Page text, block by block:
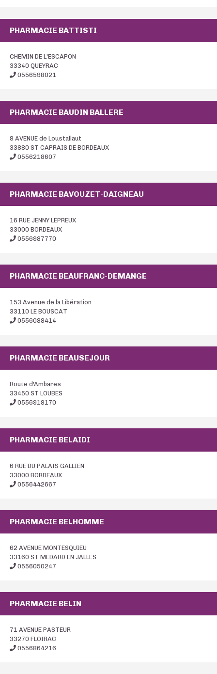
PHARMACIE BATTISTI
CHEMIN DE L'ESCAPON
33340 QUEYRAC
0556598021
PHARMACIE BAUDIN BALLERE
8 AVENUE de Loustallaut
33880 ST CAPRAIS DE BORDEAUX
0556218607
PHARMACIE BAVOUZET-DAIGNEAU
16 RUE JENNY LEPREUX
33000 BORDEAUX
0556987770
PHARMACIE BEAUFRANC-DEMANGE
153 Avenue de la Libération
33110 LE BOUSCAT
0556088414
PHARMACIE BEAUSEJOUR
Route d'Ambares
33450 ST LOUBES
0556918170
PHARMACIE BELAIDI
6 RUE DU PALAIS GALLIEN
33000 BORDEAUX
0556442667
PHARMACIE BELHOMME
62 AVENUE MONTESQUIEU
33160 ST MEDARD EN JALLES
0556050247
PHARMACIE BELIN
71 AVENUE PASTEUR
33270 FLOIRAC
0556864216